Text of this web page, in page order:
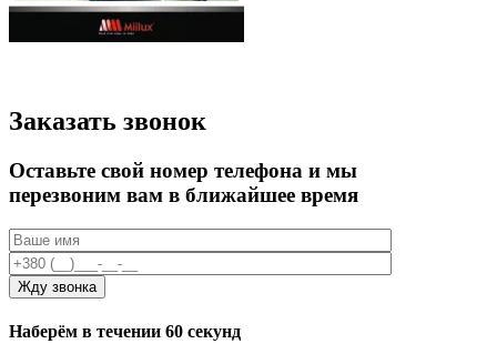
Заказать звонок
Оставьте свой номер телефона и мы
перезвоним вам в ближайшее время
Наберём в течении 60 секунд